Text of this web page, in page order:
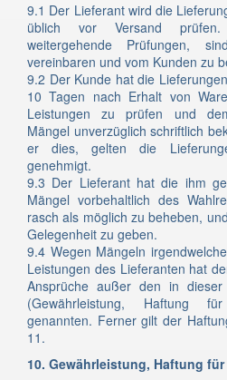
9.1 Der Lieferant wird die
üblich vor Versand
weitergehende Prüfungen,
vereinbaren und vom Kunden zu
9.2 Der Kunde hat die
10 Tagen nach Erhalt von
Leistungen zu prüfen und
Mängel unverzüglich schriftlich
er dies, gelten die
genehmigt.
9.3 Der Lieferant hat die ihm
Mängel vorbehaltlich des
rasch als möglich zu beheben,
Gelegenheit zu geben.
9.4 Wegen Mängeln
Leistungen des Lieferanten hat
Ansprüche außer den in
(Gewährleistung, Haftung
genannten. Ferner gilt der
11.
10. Gewährleistung, Haftung